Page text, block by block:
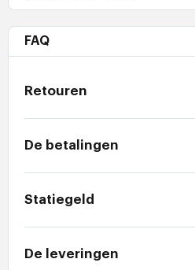
FAQ
Retouren
De betalingen
Statiegeld
De leveringen